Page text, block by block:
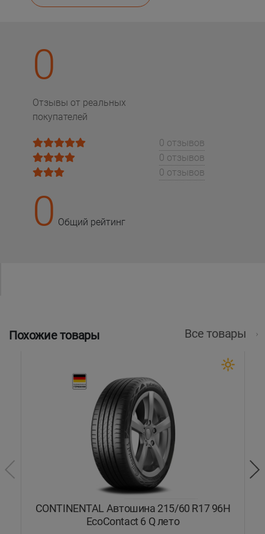
0
Отзывы от реальных
покупателей
0 отзывов
0 отзывов
0 отзывов
0 Общий рейтинг
Похожие товары Все товары
CONTINENTAL Автошина 215/60 R17 96H
EcoContact 6 Q лето